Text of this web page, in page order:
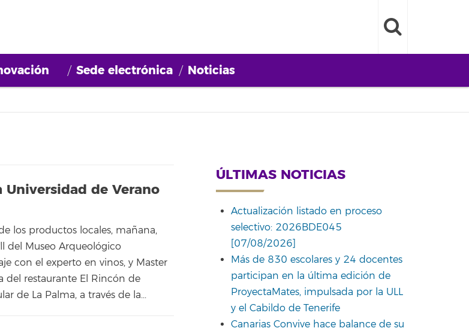
Sede electrónica Noticias
de Verano
los productos locales, mañana,
del Museo Arqueológico
con el experto en vinos, y Master
del restaurante El Rincón de
de La Palma, a través de la...
ÚLTIMAS NOTICIAS
Actualización listado en proceso
selectivo: 2026BDE045
[07/08/2026]
Más de 830 escolares y 24 docentes
participan en la última edición de
ProyectaMates, impulsada por la ULL
y el Cabildo de Tenerife
Canarias Convive hace balance de su